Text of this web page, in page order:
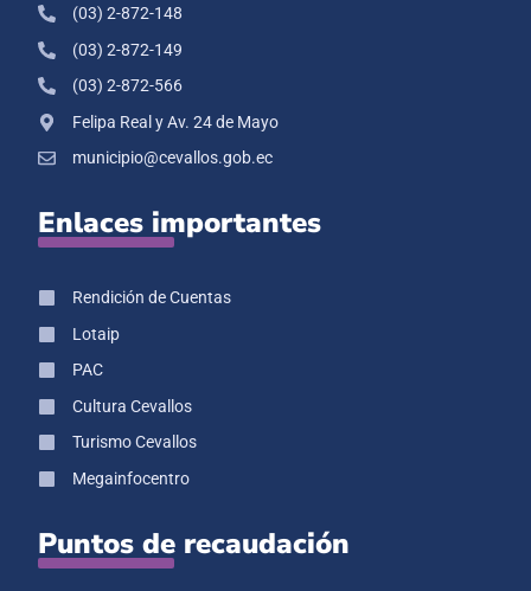
(03) 2-872-148
(03) 2-872-149
(03) 2-872-566
Felipa Real y Av. 24 de Mayo
municipio@cevallos.gob.ec
Enlaces importantes
Rendición de Cuentas
Lotaip
PAC
Cultura Cevallos
Turismo Cevallos
Megainfocentro
Puntos de recaudación